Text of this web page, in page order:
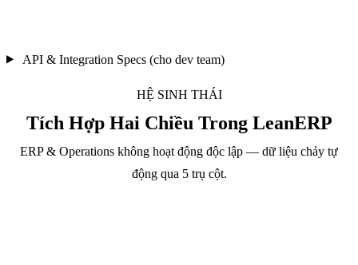
API & Integration Specs (cho dev team)
HỆ SINH THÁI
Tích Hợp Hai Chiều Trong LeanERP
ERP & Operations không hoạt động độc lập — dữ liệu chảy tự
động qua 5 trụ cột.